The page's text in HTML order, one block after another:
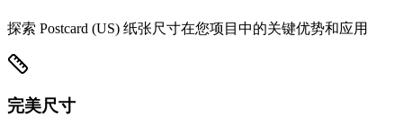
探索 Postcard (US) 纸张尺寸在您项目中的关键优势和应用
完美尺寸